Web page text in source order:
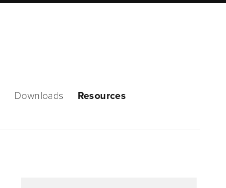
Downloads Resources